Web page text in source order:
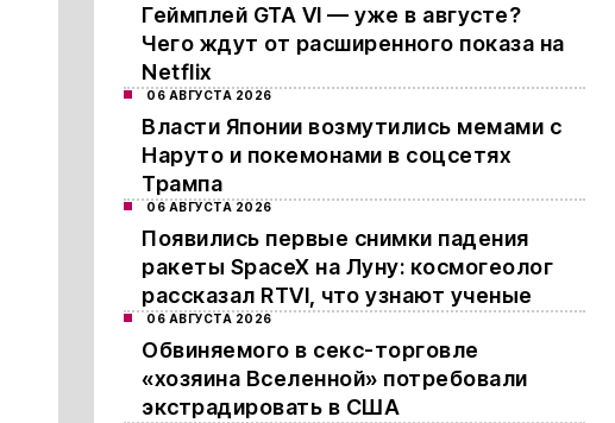
Геймплей GTA VI — уже в августе?
Чего ждут от расширенного показа на
Netflix
06 АВГУСТА 2026
Власти Японии возмутились мемами с
Наруто и покемонами в соцсетях
Трампа
06 АВГУСТА 2026
Появились первые снимки падения
ракеты SpaceX на Луну: космогеолог
рассказал RTVI, что узнают ученые
06 АВГУСТА 2026
Обвиняемого в секс-торговле
«хозяина Вселенной» потребовали
экстрадировать в США